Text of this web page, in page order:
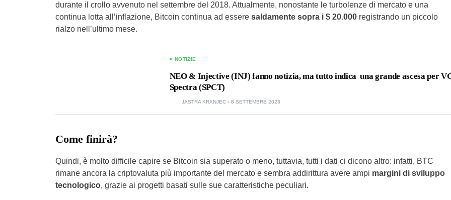
durante il crollo avvenuto nel settembre del 2018. Attualmente, nonostante le turbolenze di mercato e una
continua lotta all’inflazione, Bitcoin continua ad essere saldamente sopra i $ 20.000registrando un piccolo
rialzo nell’ultimo mese.
NOTIZIE
NEO & Injective (INJ) fanno notizia, ma tutto indica una grande ascesa per
Spectra (SPCT)
JASTRA KRANJEC 8 SETTEMBRE 2023
Come finirà?
Quindi, è molto difficile capire se Bitcoin sia superato o meno, tuttavia, tutti i dati ci dicono altro: infatti, BTC
rimane ancora la criptovaluta più importante del mercato e sembra addirittura avere ampi margini di sviluppo
tecnologico, grazie ai progetti basati sulle sue caratteristiche peculiari.